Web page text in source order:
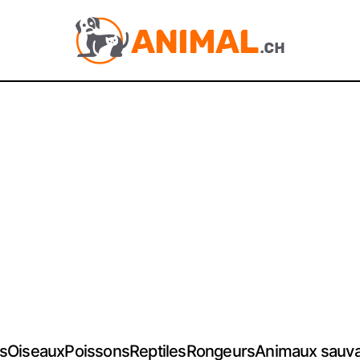
OiseauxPoissonsReptilesRongeursAnimaux